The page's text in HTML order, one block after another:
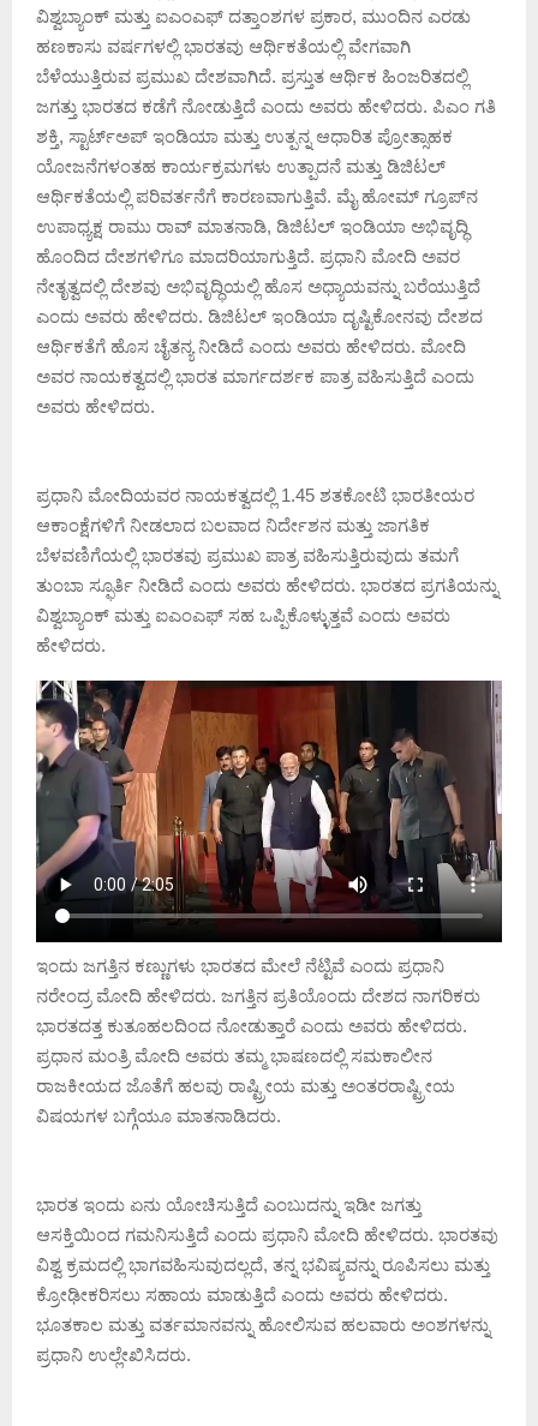
ವಿಶ್ವಬ್ಯಾಂಕ್ ಮತ್ತು ಐಎಂಎಫ್ ದತ್ತಾಂಶಗಳ ಪ್ರಕಾರ, ಮುಂದಿನ ಎರಡು
ಹಣಕಾಸು ವರ್ಷಗಳಲ್ಲಿ ಭಾರತವು ಆರ್ಥಿಕತೆಯಲ್ಲಿ ವೇಗವಾಗಿ
ಬೆಳೆಯುತ್ತಿರುವ ಪ್ರಮುಖ ದೇಶವಾಗಿದೆ. ಪ್ರಸ್ತುತ ಆರ್ಥಿಕ ಹಿಂಜರಿತದಲ್ಲಿ
ಜಗತ್ತು ಭಾರತದ ಕಡೆಗೆ ನೋಡುತ್ತಿದೆ ಎಂದು ಅವರು ಹೇಳಿದರು. ಪಿಎಂ ಗತಿ
ಶಕ್ತಿ, ಸ್ಟಾರ್ಟ್ಅಪ್ ಇಂಡಿಯಾ ಮತ್ತು ಉತ್ಪನ್ನ ಆಧಾರಿತ ಪ್ರೋತ್ಸಾಹಕ
ಯೋಜನೆಗಳಂತಹ ಕಾರ್ಯಕ್ರಮಗಳು ಉತ್ಪಾದನೆ ಮತ್ತು ಡಿಜಿಟಲ್
ಆರ್ಥಿಕತೆಯಲ್ಲಿ ಪರಿವರ್ತನೆಗೆ ಕಾರಣವಾಗುತ್ತಿವೆ. ಮೈ ಹೋಮ್ ಗ್ರೂಪ್‌ನ
ಉಪಾಧ್ಯಕ್ಷ ರಾಮು ರಾವ್ ಮಾತನಾಡಿ, ಡಿಜಿಟಲ್ ಇಂಡಿಯಾ ಅಭಿವೃದ್ಧಿ
ಹೊಂದಿದ ದೇಶಗಳಿಗೂ ಮಾದರಿಯಾಗುತ್ತಿದೆ. ಪ್ರಧಾನಿ ಮೋದಿ ಅವರ
ನೇತೃತ್ವದಲ್ಲಿ ದೇಶವು ಅಭಿವೃದ್ಧಿಯಲ್ಲಿ ಹೊಸ ಅಧ್ಯಾಯವನ್ನು ಬರೆಯುತ್ತಿದೆ
ಎಂದು ಅವರು ಹೇಳಿದರು. ಡಿಜಿಟಲ್ ಇಂಡಿಯಾ ದೃಷ್ಟಿಕೋನವು ದೇಶದ
ಆರ್ಥಿಕತೆಗೆ ಹೊಸ ಚೈತನ್ಯ ನೀಡಿದೆ ಎಂದು ಅವರು ಹೇಳಿದರು. ಮೋದಿ
ಅವರ ನಾಯಕತ್ವದಲ್ಲಿ ಭಾರತ ಮಾರ್ಗದರ್ಶಕ ಪಾತ್ರ ವಹಿಸುತ್ತಿದೆ ಎಂದು
ಅವರು ಹೇಳಿದರು.
ಪ್ರಧಾನಿ ಮೋದಿಯವರ ನಾಯಕತ್ವದಲ್ಲಿ 1.45 ಶತಕೋಟಿ ಭಾರತೀಯರ
ಆಕಾಂಕ್ಷೆಗಳಿಗೆ ನೀಡಲಾದ ಬಲವಾದ ನಿರ್ದೇಶನ ಮತ್ತು ಜಾಗತಿಕ
ಬೆಳವಣಿಗೆಯಲ್ಲಿ ಭಾರತವು ಪ್ರಮುಖ ಪಾತ್ರ ವಹಿಸುತ್ತಿರುವುದು ತಮಗೆ
ತುಂಬಾ ಸ್ಫೂರ್ತಿ ನೀಡಿದೆ ಎಂದು ಅವರು ಹೇಳಿದರು. ಭಾರತದ ಪ್ರಗತಿಯನ್ನು
ವಿಶ್ವಬ್ಯಾಂಕ್ ಮತ್ತು ಐಎಂಎಫ್ ಸಹ ಒಪ್ಪಿಕೊಳ್ಳುತ್ತವೆ ಎಂದು ಅವರು
ಹೇಳಿದರು.
ಇಂದು ಜಗತ್ತಿನ ಕಣ್ಣುಗಳು ಭಾರತದ ಮೇಲೆ ನೆಟ್ಟಿವೆ ಎಂದು ಪ್ರಧಾನಿ
ನರೇಂದ್ರ ಮೋದಿ ಹೇಳಿದರು. ಜಗತ್ತಿನ ಪ್ರತಿಯೊಂದು ದೇಶದ ನಾಗರಿಕರು
ಭಾರತದತ್ತ ಕುತೂಹಲದಿಂದ ನೋಡುತ್ತಾರೆ ಎಂದು ಅವರು ಹೇಳಿದರು.
ಪ್ರಧಾನ ಮಂತ್ರಿ ಮೋದಿ ಅವರು ತಮ್ಮ ಭಾಷಣದಲ್ಲಿ ಸಮಕಾಲೀನ
ರಾಜಕೀಯದ ಜೊತೆಗೆ ಹಲವು ರಾಷ್ಟ್ರೀಯ ಮತ್ತು ಅಂತರರಾಷ್ಟ್ರೀಯ
ವಿಷಯಗಳ ಬಗ್ಗೆಯೂ ಮಾತನಾಡಿದರು.
ಭಾರತ ಇಂದು ಏನು ಯೋಚಿಸುತ್ತಿದೆ ಎಂಬುದನ್ನು ಇಡೀ ಜಗತ್ತು
ಆಸಕ್ತಿಯಿಂದ ಗಮನಿಸುತ್ತಿದೆ ಎಂದು ಪ್ರಧಾನಿ ಮೋದಿ ಹೇಳಿದರು. ಭಾರತವು
ವಿಶ್ವ ಕ್ರಮದಲ್ಲಿ ಭಾಗವಹಿಸುವುದಲ್ಲದೆ, ತನ್ನ ಭವಿಷ್ಯವನ್ನು ರೂಪಿಸಲು ಮತ್ತು
ಕ್ರೋಢೀಕರಿಸಲು ಸಹಾಯ ಮಾಡುತ್ತಿದೆ ಎಂದು ಅವರು ಹೇಳಿದರು.
ಭೂತಕಾಲ ಮತ್ತು ವರ್ತಮಾನವನ್ನು ಹೋಲಿಸುವ ಹಲವಾರು ಅಂಶಗಳನ್ನು
ಪ್ರಧಾನಿ ಉಲ್ಲೇಖಿಸಿದರು.